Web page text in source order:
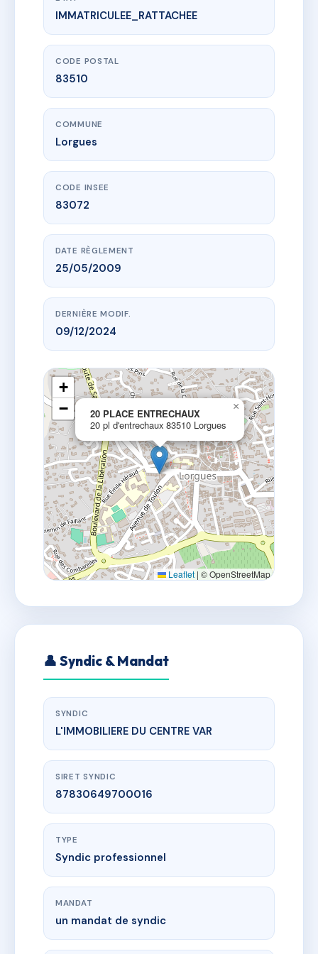
www.vme.plus/AG2959237
20 PLACE ENTRECHAUX
20 pl d'entrechaux
IMMATRICULEE_RATTACHEE
CODE POSTAL
83510
COMMUNE
Lorgues
CODE INSEE
83072
DATE RÈGLEMENT
25/05/2009
DERNIÈRE MODIF.
09/12/2024
20 PLACE ENTRECHAUX
20 pl d'entrechaux 83510 Lorgues
×
+
−
Leaflet | © OpenStreetMap
👤 Syndic & Mandat
SYNDIC
L'IMMOBILIERE DU CENTRE VAR
SIRET SYNDIC
87830649700016
TYPE
Syndic professionnel
MANDAT
un mandat de syndic